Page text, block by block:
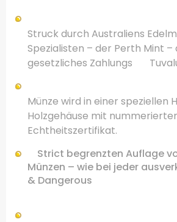
Struck durch Australiens
Spezialisten – der Perth Mint –
gesetzliches Zahlungs
Münze wird in einer speziellen
Holzgehäuse mit
Echtheitszertifikat.
Strict begrenzten Auflage
Münzen – wie bei jeder
& Dangerous